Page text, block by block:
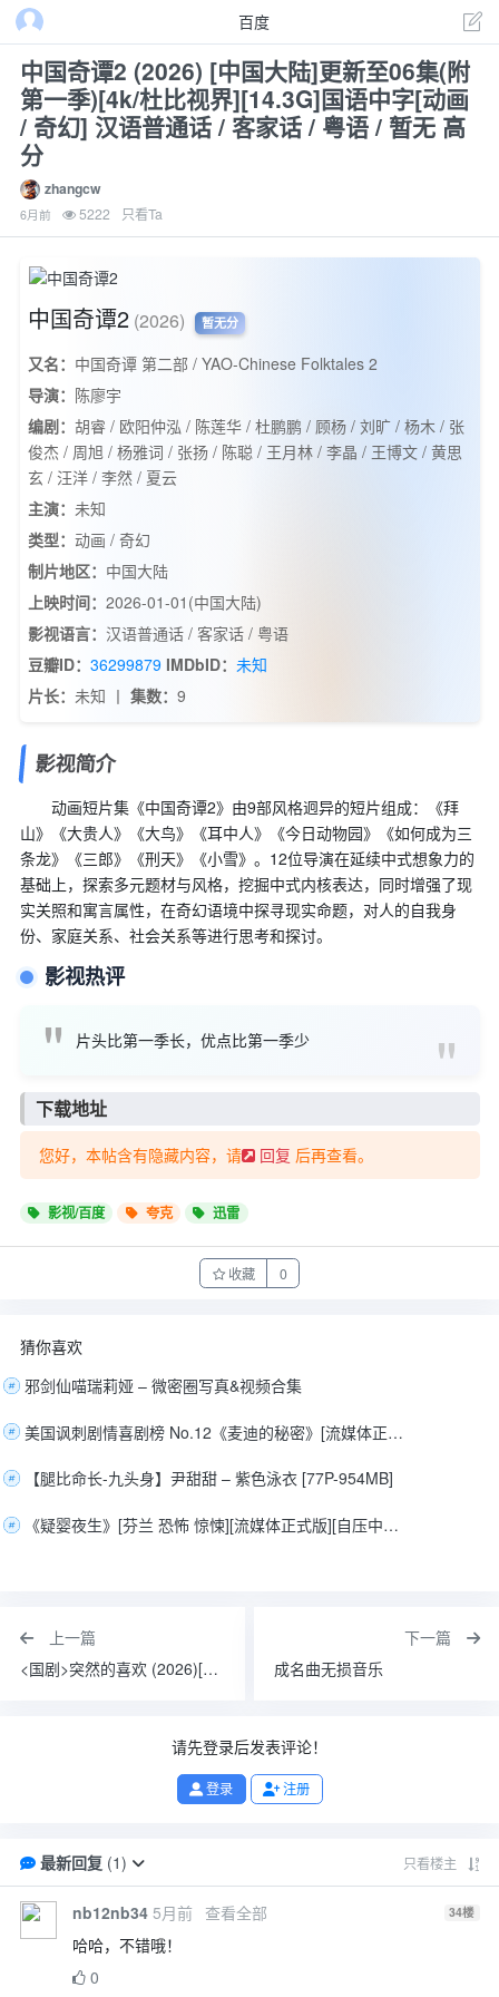
百度
中国奇谭2 (2026) [中国大陆]更新至06集(附
第一季)[4k/杜比视界][14.3G]国语中字[动画
/ 奇幻] 汉语普通话 / 客家话 / 粤语 / 暂无 高
分
zhangcw
6月前 5222 只看Ta
中国奇谭2 (2026) 暂无分
又名： 中国奇谭 第二部 / YAO-Chinese Folktales 2
导演： 陈廖宇
编剧： 胡睿 / 欧阳仲泓 / 陈莲华 / 杜鹏鹏 / 顾杨 / 刘旷 / 杨木 / 张
俊杰 / 周旭 / 杨雅词 / 张扬 / 陈聪 / 王月林 / 李晶 / 王博文 / 黄思
玄 / 汪洋 / 李然 / 夏云
主演： 未知
类型： 动画 / 奇幻
制片地区： 中国大陆
上映时间： 2026-01-01(中国大陆)
影视语言： 汉语普通话 / 客家话 / 粤语
豆瓣ID： 36299879 IMDbID： 未知
片长： 未知 丨 集数： 9
影视简介
动画短片集《中国奇谭2》由9部风格迥异的短片组成：《拜
山》《大贵人》《大鸟》《耳中人》《今日动物园》《如何成为三
条龙》《三郎》《刑天》《小雪》。12位导演在延续中式想象力的
基础上，探索多元题材与风格，挖掘中式内核表达，同时增强了现
实关照和寓言属性，在奇幻语境中探寻现实命题，对人的自我身
份、家庭关系、社会关系等进行思考和探讨。
影视热评
片头比第一季长，优点比第一季少
下载地址
您好，本帖含有隐藏内容，请 回复 后再查看。
影视/百度 夸克 迅雷
收藏 0
猜你喜欢
邪剑仙喵瑞莉娅 – 微密圈写真&视频合集
美国讽刺剧情喜剧榜 No.12《麦迪的秘密》[流媒体正式版][自压中英字幕][2026]
【腿比命长-九头身】尹甜甜 – 紫色泳衣 [77P-954MB]
《疑婴夜生》[芬兰 恐怖 惊悚][流媒体正式版][自压中英字幕][2026]
上一篇
<国剧>突然的喜欢 (2026)[爱情 剧情][陈星旭 王玉雯 马思超 曾梦雪]4K 超前24全
下一篇
成名曲无损音乐
请先登录后发表评论！
登录 注册
最新回复(1) 只看楼主
nb12nb34 5月前 查看全部 34楼
哈哈，不错哦！
0